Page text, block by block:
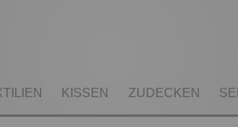
KISSEN ZUDECKEN